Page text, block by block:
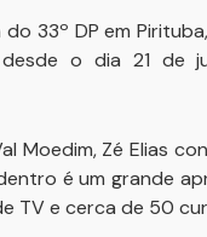
33º DP em
o dia 21 de
Moedim, Zé Elias
é um grande
TV e cerca de 50